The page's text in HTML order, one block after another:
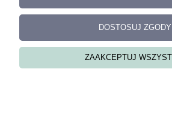
DOSTOSUJ ZGODY
ZAAKCEPTUJ